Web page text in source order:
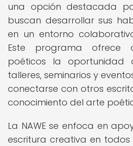
una opción destacada
buscan desarrollar sus
en un entorno
Este programa ofrece
poéticos la oportunidad
talleres, seminarios y
conectarse con otros
conocimiento del arte
La NAWE se enfoca en
escritura creativa en todos